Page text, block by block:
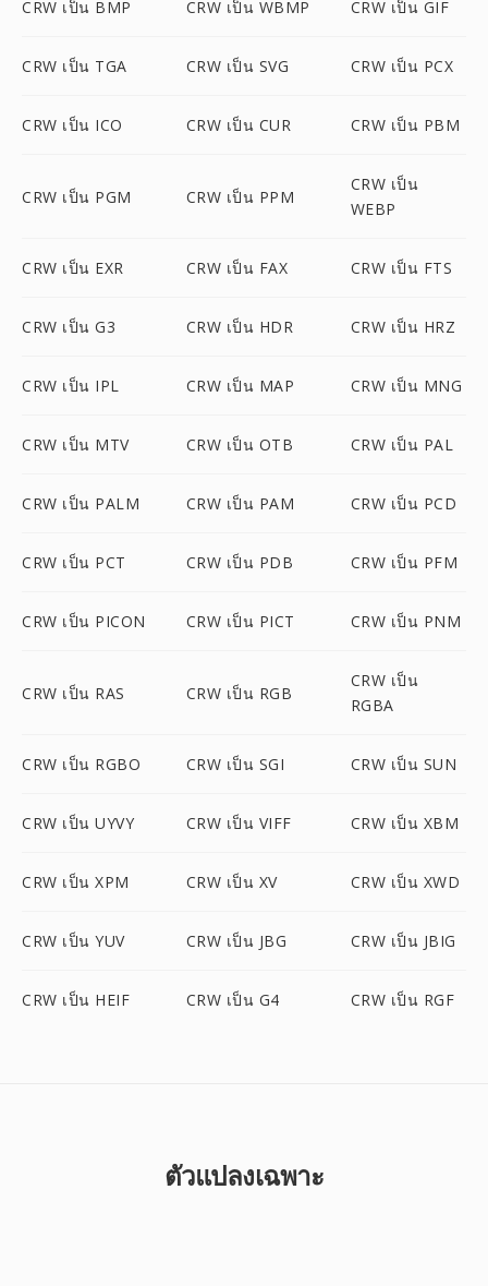
CRW เป็น BMP CRW เป็น WBMP CRW เป็น GIF
CRW เป็น TGA CRW เป็น SVG CRW เป็น PCX
CRW เป็น ICO CRW เป็น CUR CRW เป็น PBM
CRW เป็น PGM CRW เป็น PPM
CRW เป็น
WEBP
CRW เป็น EXR CRW เป็น FAX CRW เป็น FTS
CRW เป็น G3 CRW เป็น HDR CRW เป็น HRZ
CRW เป็น IPL CRW เป็น MAP CRW เป็น MNG
CRW เป็น MTV CRW เป็น OTB CRW เป็น PAL
CRW เป็น PALM CRW เป็น PAM CRW เป็น PCD
CRW เป็น PCT CRW เป็น PDB CRW เป็น PFM
CRW เป็น PICON CRW เป็น PICT CRW เป็น PNM
CRW เป็น RAS CRW เป็น RGB
CRW เป็น
RGBA
CRW เป็น RGBO CRW เป็น SGI CRW เป็น SUN
CRW เป็น UYVY CRW เป็น VIFF CRW เป็น XBM
CRW เป็น XPM CRW เป็น XV CRW เป็น XWD
CRW เป็น YUV CRW เป็น JBG CRW เป็น JBIG
CRW เป็น HEIF CRW เป็น G4 CRW เป็น RGF
ตัวแปลงเฉพาะ